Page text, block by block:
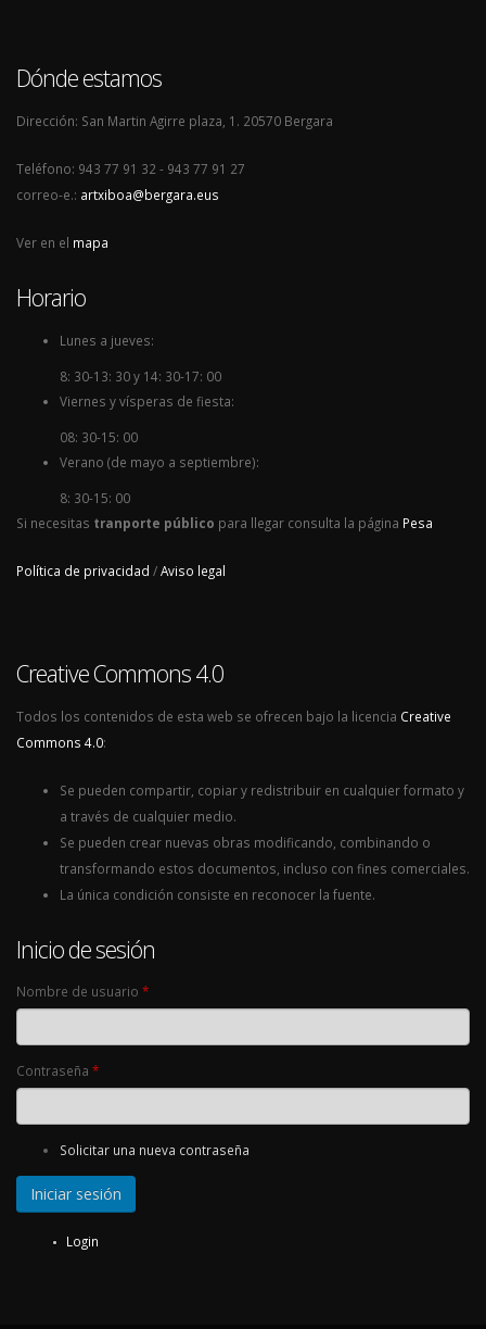
Dónde estamos
Dirección: San Martin Agirre plaza, 1. 20570 Bergara
Teléfono: 943 77 91 32 - 943 77 91 27
correo-e.: artxiboa@bergara.eus
Ver en el mapa
Horario
Lunes a jueves:
8: 30-13: 30 y 14: 30-17: 00
Viernes y vísperas de fiesta:
08: 30-15: 00
Verano (de mayo a septiembre):
8: 30-15: 00
Si necesitas tranporte público para llegar consulta la página Pesa
Política de privacidad /Aviso legal
Creative Commons 4.0
Todos los contenidos de esta web se ofrecen bajo la licencia Creative
Commons 4.0:
Se pueden compartir, copiar y redistribuir en cualquier formato y
a través de cualquier medio.
Se pueden crear nuevas obras modificando, combinando o
transformando estos documentos, incluso con fines comerciales.
La única condición consiste en reconocer la fuente.
Inicio de sesión
Nombre de usuario *
Contraseña *
Solicitar una nueva contraseña
Login